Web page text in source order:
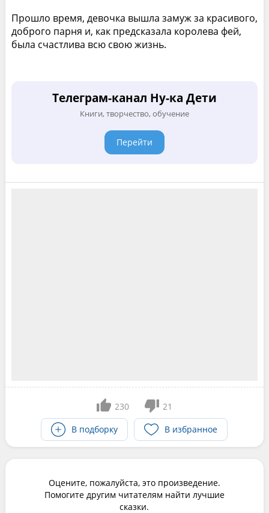
Прошло время, девочка вышла замуж за красивого,
доброго парня и, как предсказала королева фей,
была счастлива всю свою жизнь.
Телеграм-канал Ну-ка Дети
Книги, творчество, обучение
Перейти
230
21
В подборку
В избранное
Оцените, пожалуйста, это произведение.
Помогите другим читателям найти лучшие
сказки.